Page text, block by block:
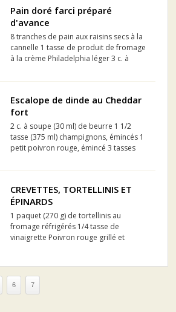
Pain doré farci préparé
d'avance
8 tranches de pain aux raisins secs à la
cannelle 1 tasse de produit de fromage
à la crème Philadelphia léger 3 c. à
2 tasses de fraises tranchées 1 tasse de
Escalope de dinde au Cheddar
fort
2 c. à soupe (30 ml) de beurre 1 1/2
tasse (375 ml) champignons, émincés 1
petit poivron rouge, émincé 3 tasses
grise, hachée 1 gousse d’ail, hachée Sel
grandes escalope...
CREVETTES, TORTELLINIS ET
ÉPINARDS
1 paquet (270 g) de tortellinis au
fromage réfrigérés 1/4 tasse de
vinaigrette Poivron rouge grillé et
(375 g) de crevettes moy...
6 7